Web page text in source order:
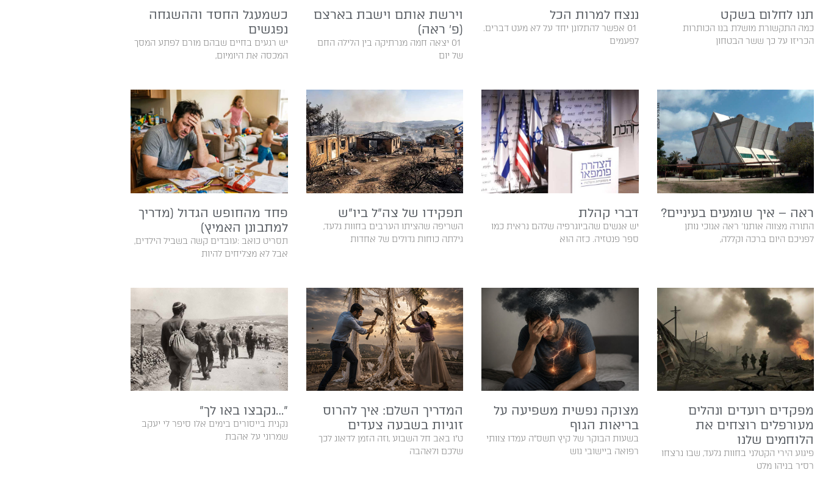
תנו לחלום בשקט
‬הכריזו‭ ‬על‭ ‬כך‭ ‬ששר‭ ‬הבטחון‭
ננצח למרות הכל
01‭ ‬ אפשר‭ ‬להתלונן‭ ‬יחד‭ ‬על‭ ‬לא‭ ‬מעט‭ ‬דברים‭.
‬לפעמים‭
וירשת אותם וישבת בארצם
(פ׳ ראה)
‬של‭ ‬יום‭
כשמעגל החסד וההשגחה
נפגשים
‬המכסה‭ ‬את‭ ‬היומיום‭,
ראה – איך שומעים בעיניים?
‬לפניכם‭ ‬היום‭ ‬ברכה‭ ‬וקללה‭,
דברי‭ ‬קהלת
יש אנשים שהביוגרפיה שלהם נראית כמו
ספר פנטזיה. כזה הוא
תפקידו של צה"ל ביו"ש
השריפה שהציתו הערבים בחוות גלעד,
גילתה כוחות גדולים של אחדות
פחד מהחופש הגדול (מדריך
למתבונן האמיץ)
תסריט‭ ‬כואב‭: ‬עובדים‭ ‬קשה‭ ‬בשביל‭ ‬הילדים‭,
‬אבל‭ ‬לא‭ ‬מצליחים‭ ‬להיות‭
מפקדים רועדים ונהלים
מעורפלים רוצחים את
הלוחמים שלנו
פיגוע הירי הקטלני בחוות גלעד, שבו נרצחו
רס״ר בניהו מלט
מצוקה נפשית משפיעה על
בריאות הגוף
‬רפואה‭ ‬ביישובי‭ ‬גוש‭
המדריך השלם: איך להרוס
זוגיות בשבעה צעדים
‬שלכם‭ ‬ולאהבה‭
״…נקבצו באו לך״
‬שמרוני‭ ‬על‭ ‬אהבת‭